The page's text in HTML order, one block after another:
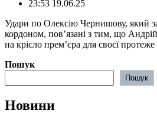
23:53 19.06.25
Удари по Олексію Чернишову, який
кордоном, пов’язані з тим, що
на крісло прем’єра для своєї
Пошук
Пошук
Новини